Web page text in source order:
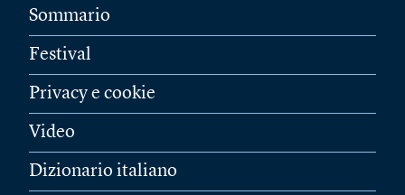
Sommario
Festival
Privacy e cookie
Video
Dizionario italiano